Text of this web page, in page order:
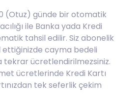
(Otuz) günde bir otomatik
ile Banka yada Kredi
tahsil edilir. Siz abonelik
ettiğinizde cayma bedeli
tekrar ücretlendirilmezsiniz.
ücretlerinde Kredi Kartı
tek seferlik çekim